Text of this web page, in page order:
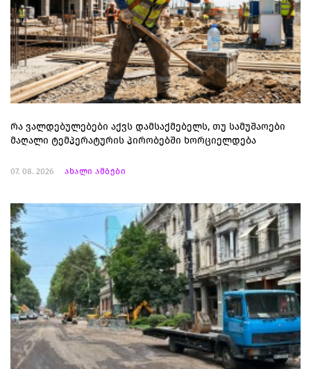
რა ვალდებულებები აქვს დამსაქმებელს, თუ სამუშაოები
მაღალი ტემპერატურის პირობებში ხორციელდება
07. 08. 2026 ახალი ამბები